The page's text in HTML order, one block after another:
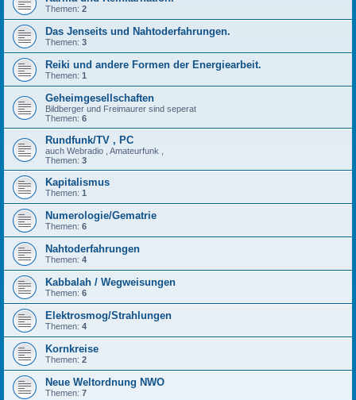
Themen: 2
Das Jenseits und Nahtoderfahrungen.
Themen: 3
Reiki und andere Formen der Energiearbeit.
Themen: 1
Geheimgesellschaften
Bildberger und Freimaurer sind seperat
Themen: 6
Rundfunk/TV , PC
auch Webradio , Amateurfunk ,
Themen: 3
Kapitalismus
Themen: 1
Numerologie/Gematrie
Themen: 6
Nahtoderfahrungen
Themen: 4
Kabbalah / Wegweisungen
Themen: 6
Elektrosmog/Strahlungen
Themen: 4
Kornkreise
Themen: 2
Neue Weltordnung NWO
Themen: 7